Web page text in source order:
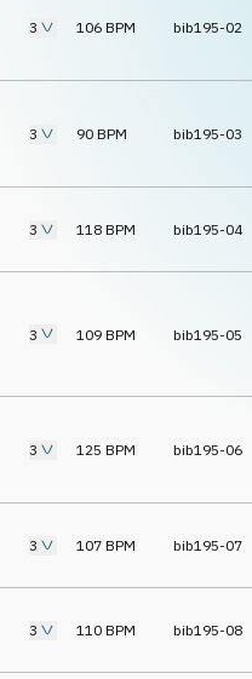
3 106 BPM bib195-02
3 90 BPM bib195-03
3 118 BPM bib195-04
3 109 BPM bib195-05
3 125 BPM bib195-06
3 107 BPM bib195-07
3 110 BPM bib195-08